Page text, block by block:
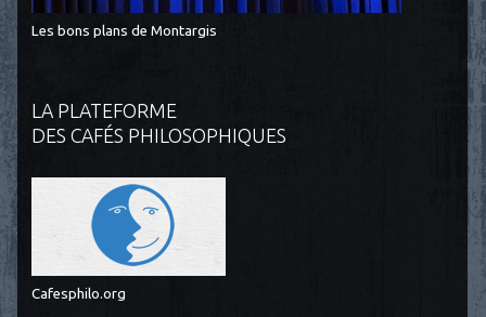
Les bons plans de Montargis
LA PLATEFORME
DES CAFÉS PHILOSOPHIQUES
Cafesphilo.org